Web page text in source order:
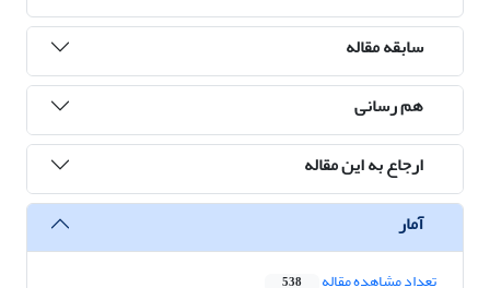
سابقه مقاله
هم رسانی
ارجاع به این مقاله
آمار
تعداد مشاهده مقاله 538